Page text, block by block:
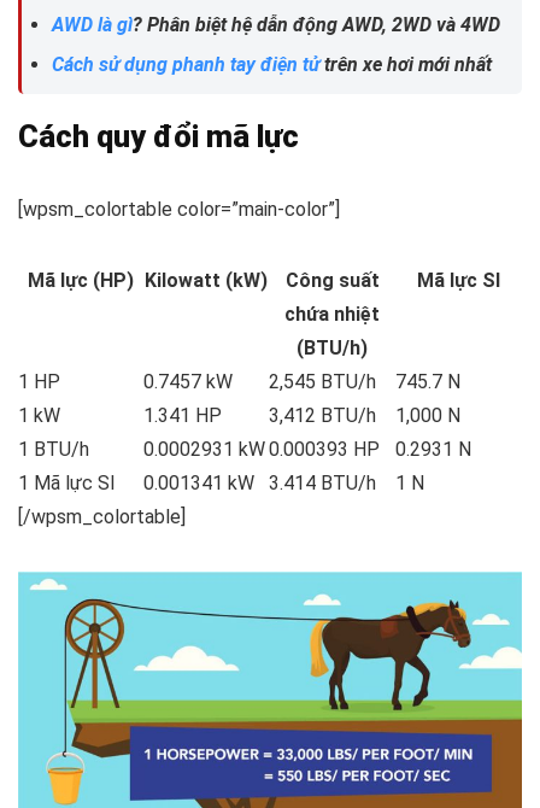
AWD là gì? Phân biệt hệ dẫn động AWD, 2WD và 4WD
Cách sử dụng phanh tay điện tửtrên xe hơi mới nhất
Cách quy đổi mã lực
[wpsm_colortable color=”main-color”]
Mã lực (HP) Kilowatt (kW)
Công suất
chứa nhiệt
(BTU/h)
Mã lực SI
1 HP 0.7457 kW 2,545 BTU/h
745.7 N
1 kW
1.341 HP 3,412 BTU/h
1,000 N
1 BTU/h
0.0002931 kW0.000393 HP
0.2931 N
1 Mã lực SI
0.001341 kW 3.414 BTU/h
1 N
[/wpsm_colortable]